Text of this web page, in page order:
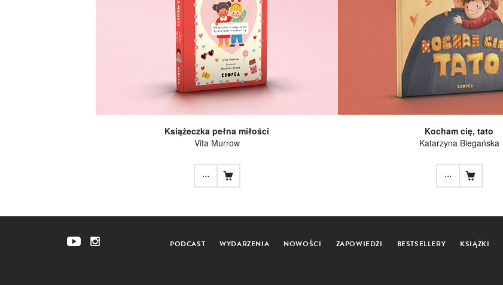
Książeczka pełna miłości
Vita Murrow
...
Kocham cię, tato
Katarzyna Biegańska
...
PODCAST WYDARZENIA NOWOŚCI ZAPOWIEDZI BESTSELLERY KSIĄŻKI